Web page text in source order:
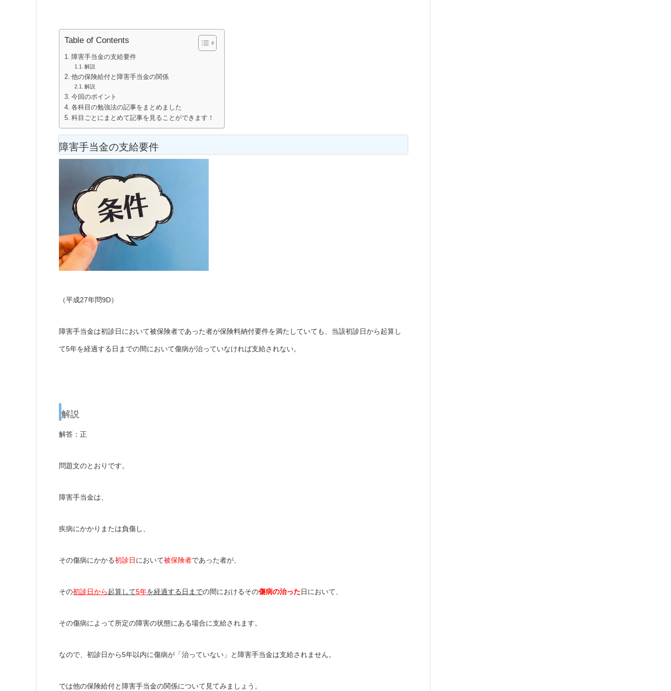
Table of Contents
障害手当金の支給要件
解説
他の保険給付と障害手当金の関係
解説
今回のポイント
各科目の勉強法の記事をまとめました
科目ごとにまとめて記事を見ることができます！
障害手当金の支給要件
（平成27年問9D）
障害手当金は初診日において被保険者であった者が保険料納付要件を満たしていても、当該初診日から起算し
て5年を経過する日までの間において傷病が治っていなければ支給されない。
解説
解答：正
問題文のとおりです。
障害手当金は、
疾病にかかりまたは負傷し、
その傷病にかかる初診日において被保険者であった者が、
その初診日から起算して5年を経過する日までの間におけるその傷病の治った日において、
その傷病によって所定の障害の状態にある場合に支給されます。
なので、初診日から5年以内に傷病が「治っていない」と障害手当金は支給されません。
では他の保険給付と障害手当金の関係について見てみましょう。